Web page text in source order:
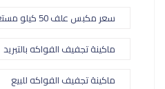
سعر مكبس علف 50 كيلو مستعمل
ماكينة تجفيف الفواكه بالتبريد
ماكينة تجفيف الفواكه للبيع